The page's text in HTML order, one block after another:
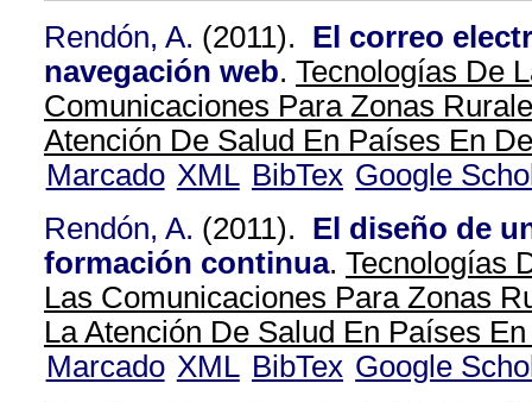
Rendón, A. (2011). El correo
navegación web. Tecnologías De
Comunicaciones Para Zonas
Atención De Salud En Países En
Marcado XML BibTex Google
Rendón, A. (2011). El diseño de
formación continua. Tecnologías
Las Comunicaciones Para Zonas
La Atención De Salud En Países
Marcado XML BibTex Google